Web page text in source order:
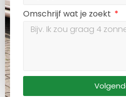
Omschrijf wat je zoekt